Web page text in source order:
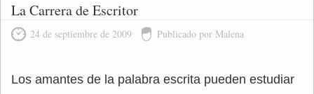
La Carrera de Escritor
24 de septiembre de 2009 Publicado por Malena
Los amantes de la palabra escrita pueden estudiar